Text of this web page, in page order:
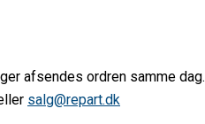
afsendes ordren samme dag.
salg@repart.dk